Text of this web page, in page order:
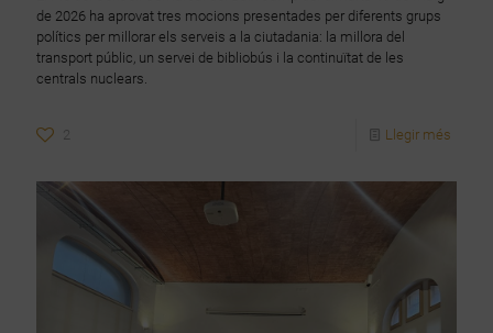
de 2026 ha aprovat tres mocions presentades per diferents grups
polítics per millorar els serveis a la ciutadania: la millora del
transport públic, un servei de bibliobús i la continuïtat de les
centrals nuclears.
2 Llegir més